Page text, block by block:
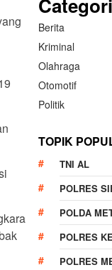
Berita
Kriminal
Olahraga
Otomotif
Politik
TOPIK
TNI AL
POLRES
POLDA
POLRES
POLRES